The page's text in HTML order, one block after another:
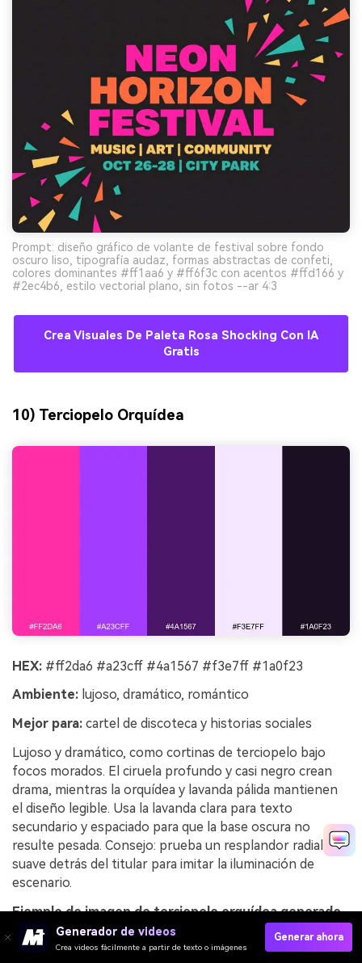
Prompt: diseño gráfico de volante de festival sobre fondo
oscuro liso, tipografía audaz, formas abstractas de confeti,
colores dominantes #ff1aa6 y #ff6f3c con acentos #ffd166 y
#2ec4b6, estilo vectorial plano, sin fotos --ar 4:3
Crea Visuales De Paleta Rosa Shocking Con IA
Gratis
10) Terciopelo Orquídea
HEX: #ff2da6 #a23cff #4a1567 #f3e7ff #1a0f23
Ambiente: lujoso, dramático, romántico
Mejor para: cartel de discoteca y historias sociales
Lujoso y dramático, como cortinas de terciopelo bajo
focos morados. El ciruela profundo y casi negro crean
drama, mientras la orquídea y lavanda pálida mantienen
el diseño legible. Usa la lavanda clara para texto
secundario y espaciado para que la base oscura no
resulte pesada. Consejo: prueba un resplandor radial
suave detrás del titular para imitar la iluminación de
escenario.
Ejemplo de imagen de terciopelo orquídea generado
usando media.io
Generador de videos
Crea videos fácilmente a partir de texto o imágenes
Generar ahora